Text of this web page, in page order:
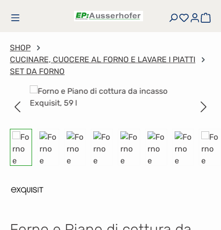
Passa al contenuto principale
Hai 0Il
SHOP
CUCINARE, CUOCERE AL FORNO E LAVARE I PIATTI
SET DA FORNO
Salta la galleria di immagini